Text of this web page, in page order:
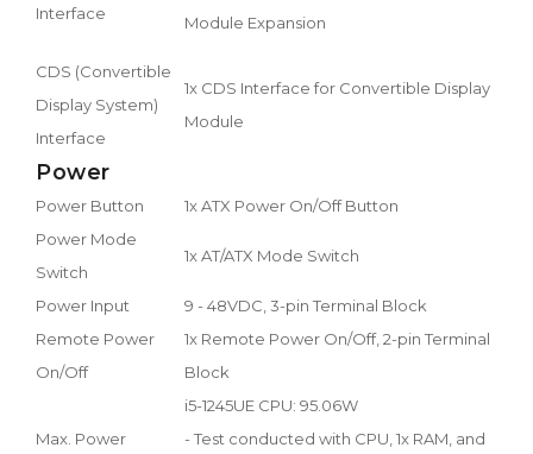
Interface
Module Expansion
CDS (Convertible
Display System)
Interface
1x CDS Interface for Convertible Display
Module
Power
Power Button
1x ATX Power On/Off Button
Power Mode
Switch
1x AT/ATX Mode Switch
Power Input
9 - 48VDC, 3-pin Terminal Block
Remote Power
On/Off
1x Remote Power On/Off, 2-pin Terminal
Block
Max. Power
i5-1245UE CPU: 95.06W
- Test conducted with CPU, 1x RAM, and